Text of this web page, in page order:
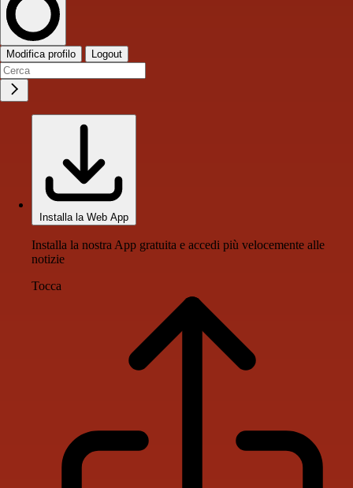
Modifica profilo Logout
Installa la Web App
Installa la nostra App gratuita e accedi più velocemente alle
notizie
Tocca